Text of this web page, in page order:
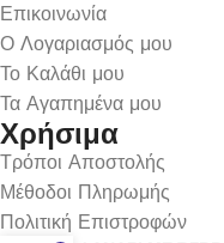
Επικοινωνία
Ο Λογαριασμός μου
Το Καλάθι μου
Τα Αγαπημένα μου
Χρήσιμα
Τρόποι Αποστολής
Μέθοδοι Πληρωμής
Πολιτική Επιστροφών
ΜΑΥΡΟ